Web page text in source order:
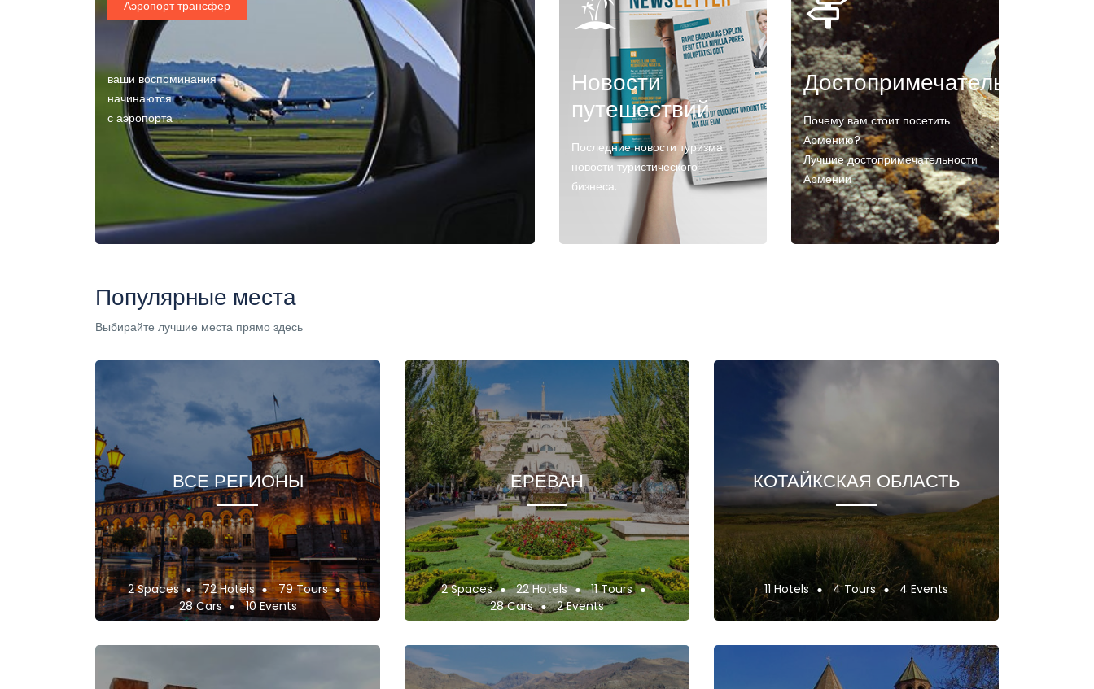
Аэропорт трансфер
ваши воспоминания
начинаются
с аэропорта
Новости
путешествий
Последние новости туризма
новости туристического
бизнеса.
Достопримечательности
Почему вам стоит посетить
Армению?
Лучшие достопримечательности
Армении
Популярные места
Выбирайте лучшие места прямо здесь
ВСЕ РЕГИОНЫ
2 Spaces 72 Hotels
79 Tours
28 Cars
10 Events
ЕРЕВАН
2 Spaces 22 Hotels
11 Tours
28 Cars
2 Events
КОТАЙКСКАЯ ОБЛАСТЬ
11 Hotels 4 Tours 4 Events